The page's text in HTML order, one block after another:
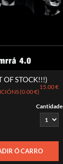
OF STOCK!!!)
15.00 €
(0.00 €)
Cantidade
Ó CARRO